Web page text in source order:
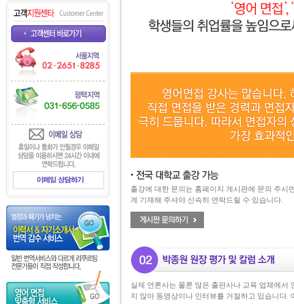
출강에 대한 문의는 홈페이지 게시판에 문의 주시
게 기재해 주셔야 신속히 연락드릴 수 있습니다.
실제 언론사는 물론 많은 출판사나 교육 업체에서
지 않아 동영상이나 인터뷰를 거절하고 있습니다.